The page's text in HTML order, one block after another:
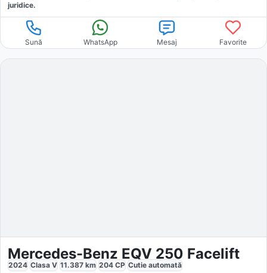
juridice.
Sună WhatsApp Mesaj Favorite
Mercedes-Benz EQV 250 Facelift
2024 Clasa V 11.387 km 204 CP Cutie automată